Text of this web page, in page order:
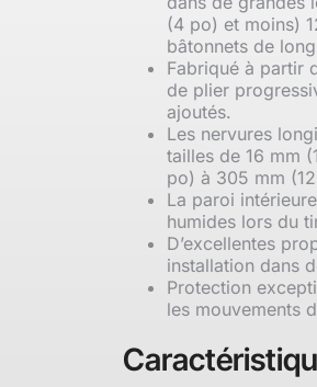
(4 po) et moins)
bâtonnets de
Fabriqué à partir
de plier
ajoutés.
Les nervures
tailles de 16 mm
po) à 305 mm
La paroi
humides lors du
D’excellentes
installation dans
Protection
les mouvements